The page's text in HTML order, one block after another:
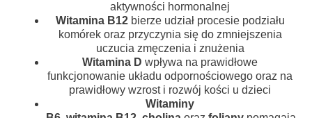
aktywności hormonalnej
Witamina B12bierze udział procesie podziału
komórek oraz przyczynia się do zmniejszenia
uczucia zmęczenia i znużenia
Witamina D wpływa na prawidłowe
funkcjonowanie układu odpornościowego oraz na
prawidłowy wzrost i rozwój kości u dzieci
Witaminy